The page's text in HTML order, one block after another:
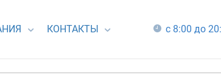
КОНТАКТЫ с 8:00 до